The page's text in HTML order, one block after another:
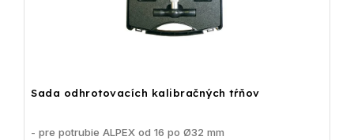
Sada odhrotovacích kalibračných tŕňov
- pre potrubie ALPEX od 16 po Ø32 mm